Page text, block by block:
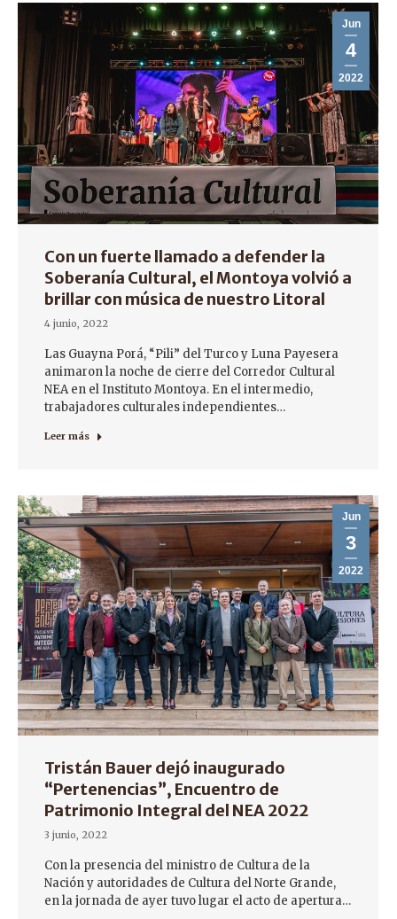
Jun
4
2022
Con un fuerte llamado a defender la
Soberanía Cultural, el Montoya volvió a
brillar con música de nuestro Litoral
4 junio, 2022
Las Guayna Porá, “Pili” del Turco y Luna Payesera
animaron la noche de cierre del Corredor Cultural
NEA en el Instituto Montoya. En el intermedio,
trabajadores culturales independientes…
Leer más
Jun
3
2022
Tristán Bauer dejó inaugurado
“Pertenencias”, Encuentro de
Patrimonio Integral del NEA 2022
3 junio, 2022
Con la presencia del ministro de Cultura de la
Nación y autoridades de Cultura del Norte Grande,
en la jornada de ayer tuvo lugar el acto de apertura…